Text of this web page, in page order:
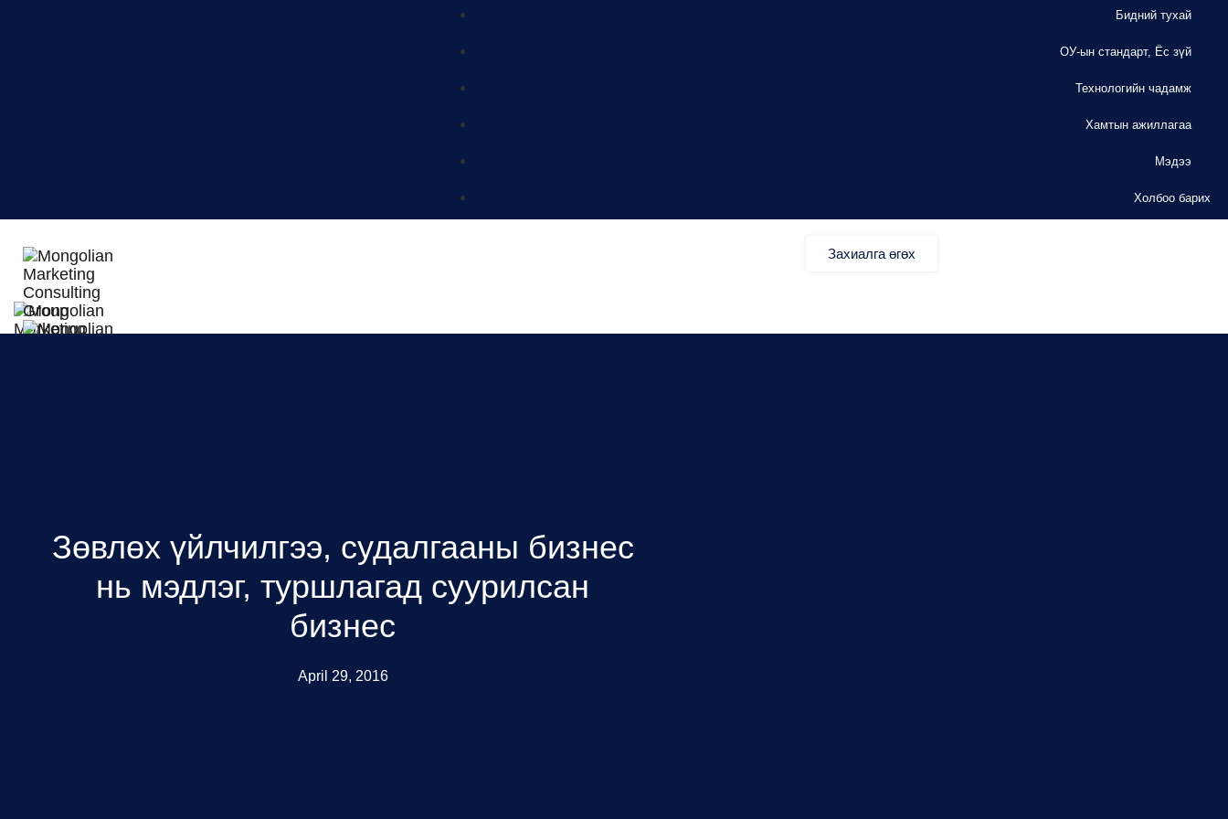
Бидний тухай
ОУ-ын стандарт, Ёс зүй
Технологийн чадамж
Хамтын ажиллагаа
Мэдээ
Холбоо барих
Захиалга өгөх
Зөвлөх үйлчилгээ, судалгааны бизнес
нь мэдлэг, туршлагад суурилсан
бизнес
April 29, 2016